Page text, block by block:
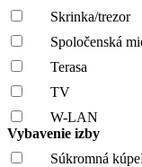
Skrinka/trezor
Spoločenská
Terasa
TV
W-LAN
Vybavenie izby
Súkromná